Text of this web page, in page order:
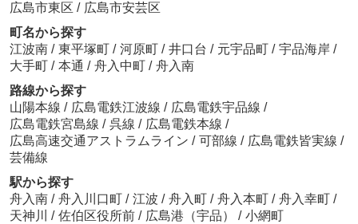
広島市東区 / 広島市安芸区
町名から探す
江波南 / 東平塚町 / 河原町 / 井口台 / 元宇品町 / 宇品海岸 /
大手町 / 本通 / 舟入中町 / 舟入南
路線から探す
山陽本線 / 広島電鉄江波線 / 広島電鉄宇品線 /
広島電鉄宮島線 / 呉線 / 広島電鉄本線 /
広島高速交通アストラムライン / 可部線 / 広島電鉄皆実線 /
芸備線
駅から探す
舟入南 / 舟入川口町 / 江波 / 舟入町 / 舟入本町 / 舟入幸町 /
天神川
/ 佐伯区役所前 / 広島港（宇品） / 小網町